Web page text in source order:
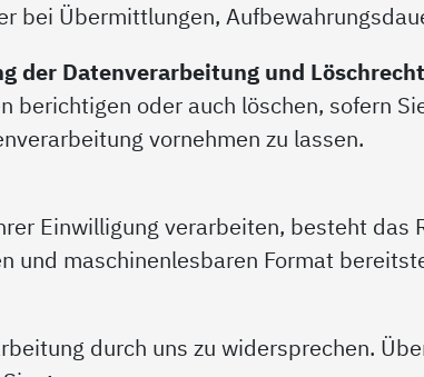
bei Übermittlungen,
der Datenverarbeitung und Löschrecht
berichtigen oder auch löschen, sofern
vornehmen zu lassen.
Einwilligung verarbeiten, besteht
und maschinenlesbaren Format
durch uns zu widersprechen.